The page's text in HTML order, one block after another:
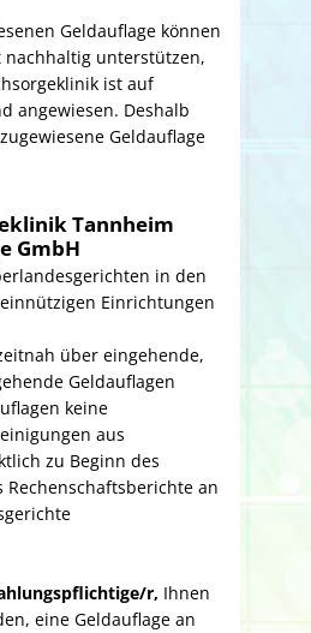
Geldauflage können
nachhaltig unterstützen,
ist auf
angewiesen. Deshalb
Geldauflage
Tannheim
GmbH
in den
Einrichtungen
über eingehende,
Geldauflagen
keine
aus
zu Beginn des
Rechenschaftsberichte an
r, Ihnen
eine Geldauflage an